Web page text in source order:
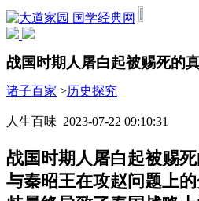
国学经典网
战国时期人屠白起被赐死的
诸子百家 >历史探究
人生百味 2023-07-22 09:10:31
战国时期人屠白起被赐
与秦昭王在攻赵问题上